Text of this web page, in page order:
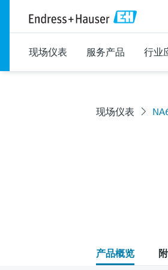
现场仪表 服务产品 行业
现场仪表
产品概览